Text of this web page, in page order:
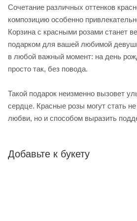
Сочетание различных оттенков
композицию особенно
Корзина с красными розами станет
подарком для вашей любимой
в любой важный момент: на день
просто так, без повода.
Такой подарок неизменно вызовет
сердце. Красные розы могут стать
любви, но и способом выразить
Добавьте к букету